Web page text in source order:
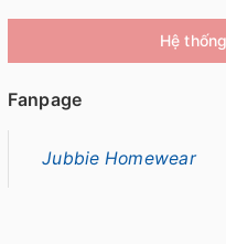
Hệ
Fanpage
Jubbie Homewear